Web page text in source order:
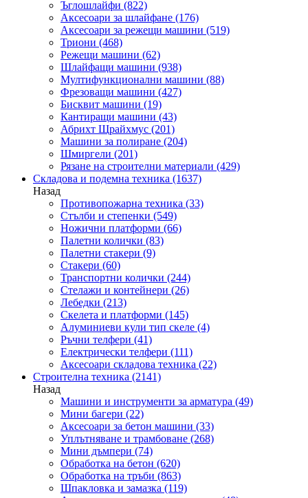
Ъглошлайфи (822)
Аксесоари за шлайфане (176)
Аксесоари за режещи машини (519)
Триони (468)
Режещи машини (62)
Шлайфащи машини (938)
Мултифункционални машини (88)
Фрезоващи машини (427)
Бисквит машини (19)
Кантиращи машини (43)
Абрихт Щрайхмус (201)
Машини за полиране (204)
Шмиргели (201)
Рязане на строителни материали (429)
Складова и подемна техника (1637)
Назад
Противопожарна техника (33)
Стълби и степенки (549)
Ножични платформи (66)
Палетни колички (83)
Палетни стакери (9)
Стакери (60)
Транспортни колички (244)
Стелажи и контейнери (26)
Лебедки (213)
Скелета и платформи (145)
Алуминиеви кули тип скеле (4)
Ръчни телфери (41)
Електрически телфери (111)
Аксесоари складова техника (22)
Строителна техника (2141)
Назад
Машини и инструменти за арматура (49)
Мини багери (22)
Аксесоари за бетон машини (33)
Уплътняване и трамбоване (268)
Мини дъмпери (74)
Обработка на бетон (620)
Обработка на тръби (863)
Шпакловка и замазка (119)